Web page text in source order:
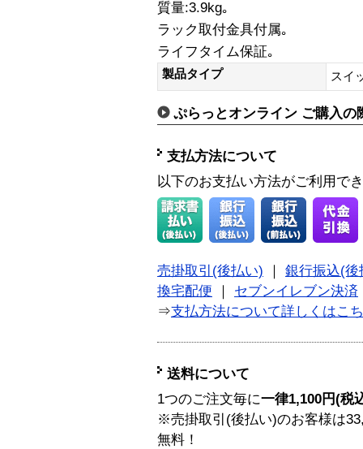
質量:3.9kg｡
ラック取付金具付属｡
ライフタイム保証｡
製品タイプ スイ
ぷらっとオンライン ご購入の
支払方法について
以下のお支払い方法がご利用で
売掛取引(後払い)
銀行振込(後
換宅配便
セブンイレブン決済
⇒支払方法について詳しくはこ
送料について
1つのご注文毎に一律1,100円(税
※売掛取引(後払い)のお客様は
無料！